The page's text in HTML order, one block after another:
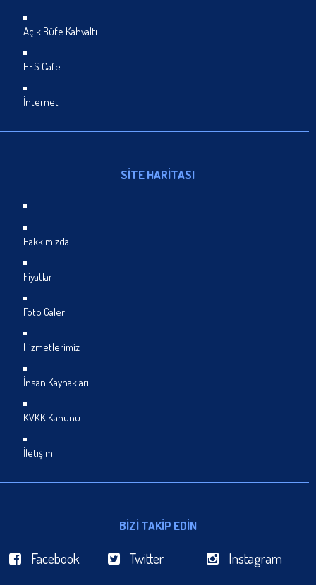
Açık Büfe Kahvaltı
HES Cafe
İnternet
SİTE HARİTASI
Hakkımızda
Fiyatlar
Foto Galeri
Hizmetlerimiz
İnsan Kaynakları
KVKK Kanunu
İletişim
BİZİ TAKİP EDİN
Facebook Twitter Instagram